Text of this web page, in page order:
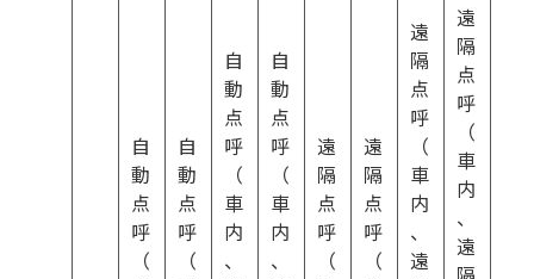
自
動
点
呼
（
自
動
点
呼
（
自
動
点
呼
（
車
内
、
自
動
点
呼
（
車
内
、
遠
隔
点
呼
（
遠
隔
点
呼
（
遠
隔
点
呼
（
車
内
、
遠
遠
隔
点
呼
（
車
内
、
遠